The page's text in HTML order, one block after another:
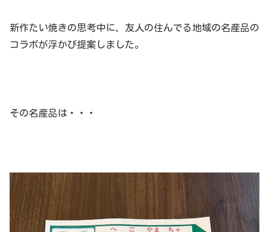
新作たい焼きの思考中に、友人の住んでる地域の名産品の
コラボが浮かび提案しました。
その名産品は・・・